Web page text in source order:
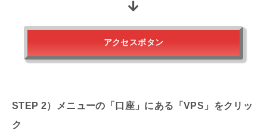
アクセスボタン
STEP 2）
メニューの「口座」にある「VPS」をクリッ
ク